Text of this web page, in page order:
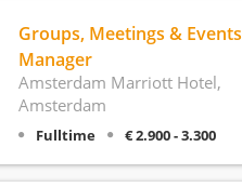
Groups, Meetings & Events
Manager
Amsterdam Marriott Hotel,
Amsterdam
Fulltime € 2.900 - 3.300